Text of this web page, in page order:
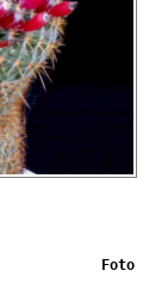
Foto